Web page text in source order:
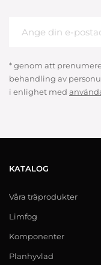
* genom att
behandling av
i enlighet med
KATALOG
Våra träprodukter
Limfog
Komponenter
Planhyvlad